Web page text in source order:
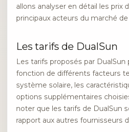
allons analyser en détail les prix
principaux acteurs du marché de
Les tarifs de DualSun
Les tarifs proposés par DualSun
fonction de différents facteurs
système solaire, les
options supplémentaires
noter que les tarifs de DualSun
rapport aux autres fournisseurs